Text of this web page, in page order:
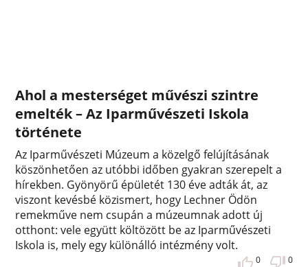
Ahol a mesterséget művészi szintre
emelték – Az Iparművészeti Iskola
története
Az Iparművészeti Múzeum a közelgő felújításának
köszönhetően az utóbbi időben gyakran szerepelt a
hírekben. Gyönyörű épületét 130 éve adták át, az
viszont kevésbé közismert, hogy Lechner Ödön
remekműve nem csupán a múzeumnak adott új
otthont: vele együtt költözött be az Iparművészeti
Iskola is, mely egy különálló intézmény volt.
0 0